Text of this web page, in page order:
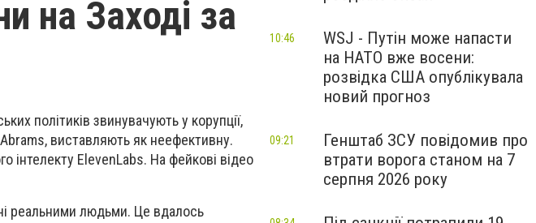
на Заході за
політиків звинувачують у корупції,
Abrams, виставляють як неефективну.
інтелекту ElevenLabs. На фейкові відео
реальними людьми. Це вдалось
WSJ - Путін може напасти
на НАТО вже восени:
розвідка США опублікувала
новий прогноз
10:46
Генштаб ЗСУ повідомив про
втрати ворога станом на 7
серпня 2026 року
09:21